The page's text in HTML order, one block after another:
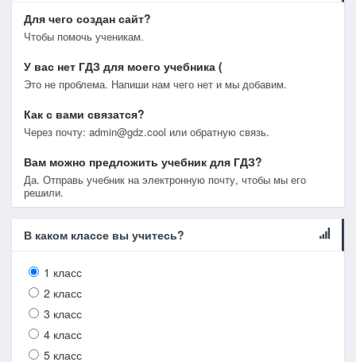
Для чего создан сайт?
Чтобы помочь ученикам.
У вас нет ГДЗ для моего учебника (
Это не проблема. Напиши нам чего нет и мы добавим.
Как с вами связатся?
Через почту: admin@gdz.cool или обратную связь.
Вам можно предложить учебник для ГДЗ?
Да. Отправь учебник на электронную почту, чтобы мы его
решили.
В каком классе вы учитесь?
1 класс
2 класс
3 класс
4 класс
5 класс